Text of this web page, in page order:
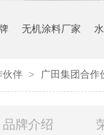
无机涂料厂家
伙伴 > 广田集团合作
品牌介绍